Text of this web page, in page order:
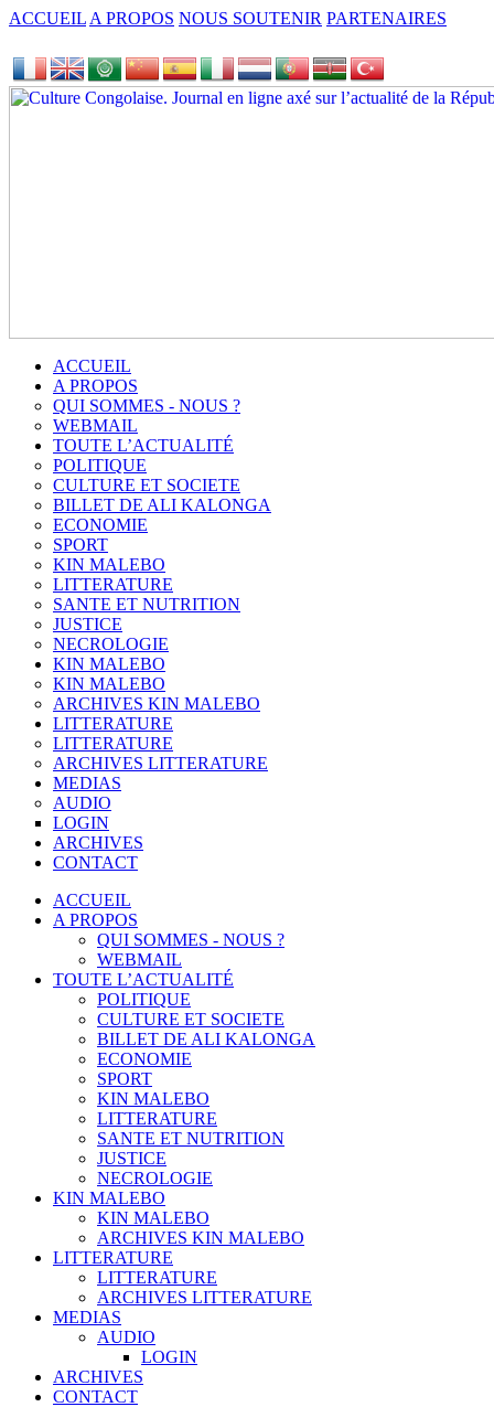
ACCUEIL A PROPOS NOUS SOUTENIR PARTENAIRES
ACCUEIL
A PROPOS
QUI SOMMES - NOUS ?
WEBMAIL
TOUTE L’ACTUALITÉ
POLITIQUE
CULTURE ET SOCIETE
BILLET DE ALI KALONGA
ECONOMIE
SPORT
KIN MALEBO
LITTERATURE
SANTE ET NUTRITION
JUSTICE
NECROLOGIE
KIN MALEBO
KIN MALEBO
ARCHIVES KIN MALEBO
LITTERATURE
LITTERATURE
ARCHIVES LITTERATURE
MEDIAS
AUDIO
LOGIN
ARCHIVES
CONTACT
ACCUEIL
A PROPOS
QUI SOMMES - NOUS ?
WEBMAIL
TOUTE L’ACTUALITÉ
POLITIQUE
CULTURE ET SOCIETE
BILLET DE ALI KALONGA
ECONOMIE
SPORT
KIN MALEBO
LITTERATURE
SANTE ET NUTRITION
JUSTICE
NECROLOGIE
KIN MALEBO
KIN MALEBO
ARCHIVES KIN MALEBO
LITTERATURE
LITTERATURE
ARCHIVES LITTERATURE
MEDIAS
AUDIO
LOGIN
ARCHIVES
CONTACT